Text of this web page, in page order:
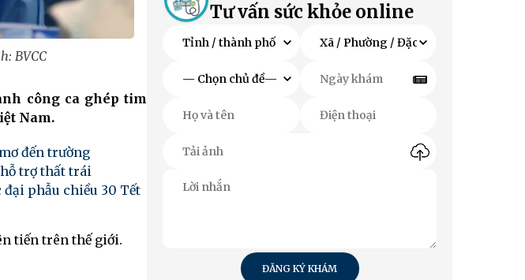
BVCC
công ca ghép tim
Nam.
đến trường
trợ thất trái
phẫu chiều 30 Tết
tiến trên thế giới.
Tư vấn sức khỏe online
ĐĂNG KÝ KHÁM